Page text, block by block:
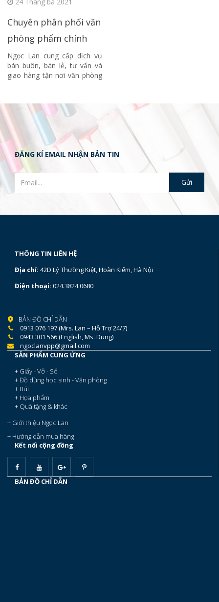
Chuyên phân phối văn
phòng phẩm chính
hãng chất lượng nhất
tại Hà Nội
Ngọc Lan cung cấp dịch vụ
bán buôn, bán lẻ, tư vấn và
giao hàng tận nơi văn phòng
ĐĂNG KÍ EMAIL NHẬN BẢN TIN
THÔNG TIN LIÊN HỆ
Địa chỉ: 42D Lý Thường Kiệt, Hoàn Kiếm, Hà Nội
Điện thoại: 024.3824.0680
BẢN ĐỒ CHỈ DẪN
0913 076 197 (Mrs. Lan – Hỗ Trợ 24/7)
0943 301 566 (English, Ms. Dung)
ngoclanvpp@gmail.com
SẢN PHẨM CUNG ỨNG
+ Giấy - Vở - Sổ
+ Đồ dùng học sinh - Văn phòng
+ Bút
+ Họa phẩm
+ Quà tặng & khác
+ Giới thiệu Ngọc Lan
+ Hướng dẫn mua hàng
Kết nối cộng đồng
BẢN ĐỒ CHỈ DẪN